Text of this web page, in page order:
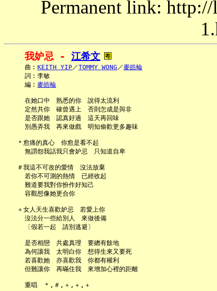
Permanent link:
我妒忌 - 江希文
     曲︰
KEITH YIP／TOMMY WONG ／麥皓輪
     詞︰李敏
     編︰
麥皓輪
     在她口中　熟悉的你　說得太流利
     定然共你　確曾遇上　否則怎成是與非
     是否跟她　認真好過　這天再回味
     別愚弄我　再來做戲　明知偷歡更多趣味
   ＊愈痛的真心　你愈是看不起
     無謂怨我話我只會妒忌　只知道自卑
   ＃我這不可改的愛情　沒法放棄
     若你不可測的熱情　已經收起
     難道要我對你扮作好知己
     容觀想像她更合你
   ＋女人天生喜歡妒忌　若愛上你
     沒法分一些給別人　來做後備
     〔假若一起　請別逃避〕
     是否相戀　共處真理　要總有餘地
     為何讓我　太明白你　想得生來又要死
     若喜歡她　亦喜歡我　你都有權利
     但難讓你　再暪住我　來增加心裡的距離